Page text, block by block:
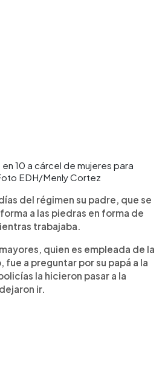
10 a cárcel de mujeres para
EDH/Menly Cortez
del régimen su padre, que se
a las piedras en forma de
trabajaba.
quien es empleada de la
a preguntar por su papá a la
la hicieron pasar a la
ir.